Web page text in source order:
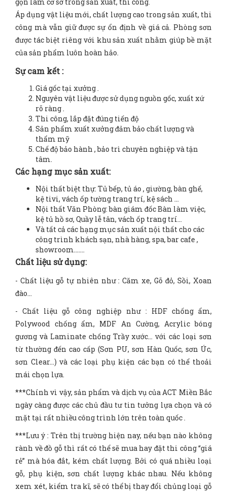
Áp dụng vật liệu mới, chất lượng cao trong sản xuất, thi
công mà vẫn giữ được sự ổn định về giá cả. Phòng sơn
được tác biệt riêng với khu sản xuất nhằm giúp bề mặt
của sản phẩm luôn hoàn hảo.
Sự cam kết :
Giá gốc tại xưởng .
Nguyên vật liệu được sử dụng nguồn gốc, xuất xứ
rõ ràng .
Thi công, lắp đặt đúng tiến độ
Sản phẩm xuất xưởng đảm bảo chất lượng và
thẩm mỹ
Chế độ bảo hành , bảo trì chuyên nghiệp và tận
tâm.
Các hạng mục sản xuất:
Nội thất biệt thự: Tủ bếp, tủ áo , giường, bàn ghế,
kệ tivi, vách ốp tường trang trí, kệ sách …
Nội thất Văn Phòng: bàn giám đốc Bàn làm việc,
kệ tủ hồ sơ, Quầy lễ tân, vách ốp trang trí…
Và tất cả các hạng mục sản xuất nội thất cho các
công trình khách sạn, nhà hàng, spa, bar cafe ,
showroom.......
Chất liệu sử dụng:
- Chất liệu gỗ tự nhiên như : Căm xe, Gõ đỏ, Sồi, Xoan
đào…
- Chất liệu gỗ công nghiệp như : HDF chống ẩm,
Polywood chống ẩm, MDF An Cường, Acrylic bóng
gương và Laminate chống Trầy xước… với các loại sơn
từ thường đến cao cấp (Sơn PU, sơn Hàn Quốc, sơn Úc,
sơn Clear…) và các loại phụ kiện các bạn có thể thoải
mái chọn lựa.
***Chính vì vậy, sản phẩm và dịch vụ của ACT Miền Bắc
ngày càng được các chủ đầu tư tin tưởng lựa chọn và có
mặt tại rất nhiều công trình lớn trên toàn quốc .
***Lưu ý : Trên thị trường hiện nay, nếu bạn nào không
rành về đồ gỗ thì rất có thể sẽ mua hay đặt thi công “giá
rẻ” mà hóa đắt, kém chất lượng. Bởi có quá nhiều loại
gỗ, phụ kiện, sơn chất lượng khác nhau. Nếu không
xem xét, kiểm tra kĩ, sẽ có thể bị thay đổi chủng loại gỗ